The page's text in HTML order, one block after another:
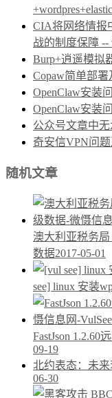
CIA将网络情报
战的制度保障 --
Burp+逍遥模拟
Copaw简单部
OpenClaw安装
OpenClaw安装
公众号文章中
奇安信VPN问
随机文章
澳大利亚税务
数据2017-05-01
see] linux 安装
FastJson 1.2.60
09-19
北约表态：未
06-30